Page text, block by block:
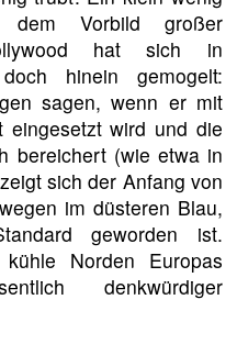
dem Vorbild großer
hat sich in
hinein gemogelt:
sagen, wenn er mit
eingesetzt wird und die
bereichert (wie etwa in
sich der Anfang von
im düsteren Blau,
geworden ist.
Norden Europas
denkwürdiger